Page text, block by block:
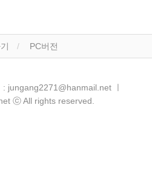
PC버전
jungang2271@hanmail.net ㅣ
ⓒ All rights reserved.